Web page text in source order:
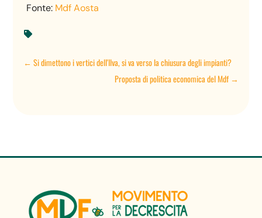
Fonte: Mdf Aosta

←Si dimettono i vertici dell'Ilva, si va verso la chiusura degli impianti?
Proposta di politica economica del Mdf→